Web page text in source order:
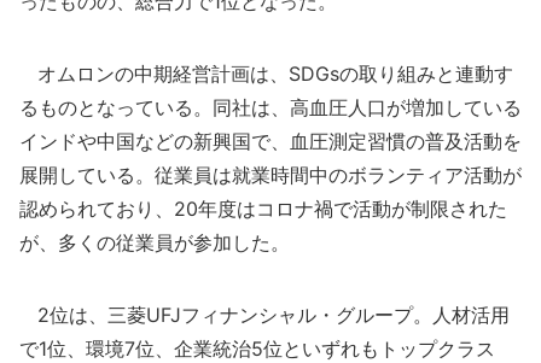
オムロンの中期経営計画は、SDGsの取り組みと連動す
るものとなっている。同社は、高血圧人口が増加している
インドや中国などの新興国で、血圧測定習慣の普及活動を
展開している。従業員は就業時間中のボランティア活動が
認められており、20年度はコロナ禍で活動が制限された
が、多くの従業員が参加した。
2位は、三菱UFJフィナンシャル・グループ。人材活用
で1位、環境7位、企業統治5位といずれもトップクラス